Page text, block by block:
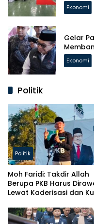
Ekonomi
Gelar
Ekonomi
Politik
Politik
Moh Faridi: Takdir Allah
Berupa PKB Harus
Lewat Kaderisasi dan